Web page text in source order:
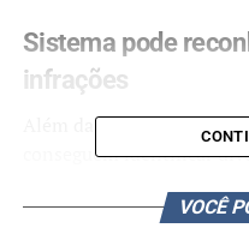
Sistema pode
infrações
Além da leitura
conseguem identificar
monitoradas estão o uso
VOCÊ